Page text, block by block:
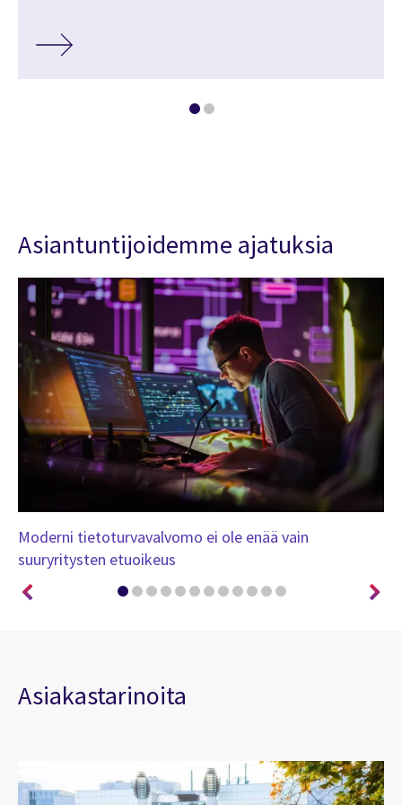
Asiantuntijoidemme ajatuksia
Moderni tietoturvavalvomo ei ole enää vain
suuryritysten etuoikeus
Asiakastarinoita